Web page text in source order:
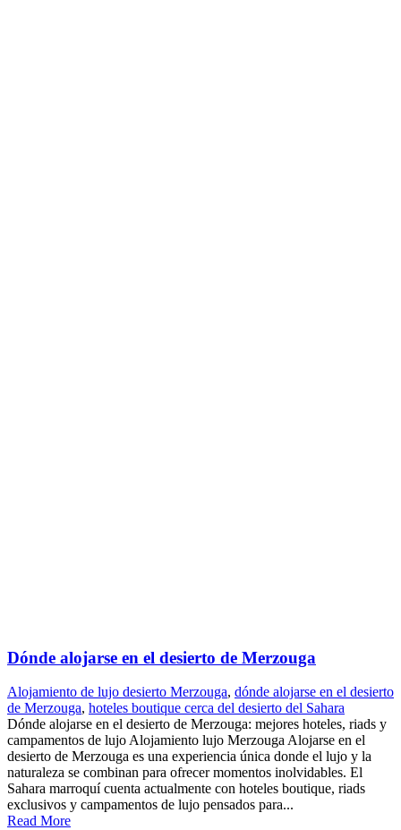
Dónde alojarse en el desierto de Merzouga
Alojamiento de lujo desierto Merzouga, dónde alojarse en el desierto
de Merzouga, hoteles boutique cerca del desierto del Sahara
Dónde alojarse en el desierto de Merzouga: mejores hoteles, riads y
campamentos de lujo Alojamiento lujo Merzouga Alojarse en el
desierto de Merzouga es una experiencia única donde el lujo y la
naturaleza se combinan para ofrecer momentos inolvidables. El
Sahara marroquí cuenta actualmente con hoteles boutique, riads
exclusivos y campamentos de lujo pensados para...
Read More